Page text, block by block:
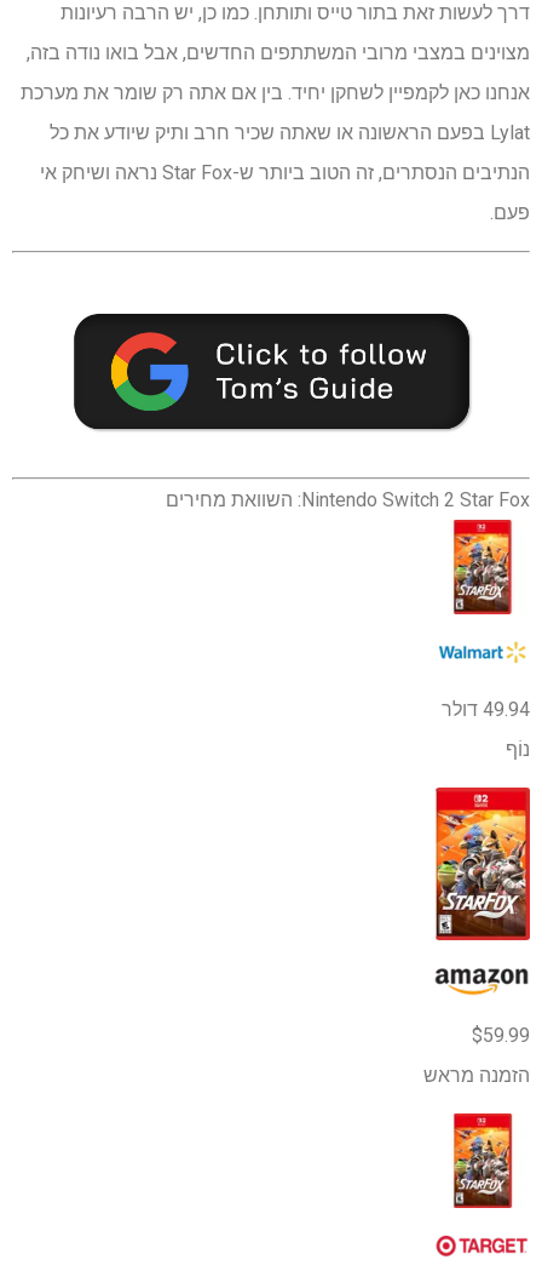
דרך לעשות זאת בתור טייס ותותחן. כמו כן, יש הרבה רעיונות
מצוינים במצבי מרובי המשתתפים החדשים, אבל בואו נודה בזה,
אנחנו כאן לקמפיין לשחקן יחיד. בין אם אתה רק שומר את מערכת
Lylat בפעם הראשונה או שאתה שכיר חרב ותיק שיודע את כל
הנתיבים הנסתרים, זה הטוב ביותר ש-Star Fox נראה ושיחק אי
פעם.
Nintendo Switch 2 Star Fox: השוואת מחירים
49.94 דולר
נוֹף
$59.99
הזמנה מראש